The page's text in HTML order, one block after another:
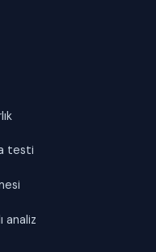
testi
analiz